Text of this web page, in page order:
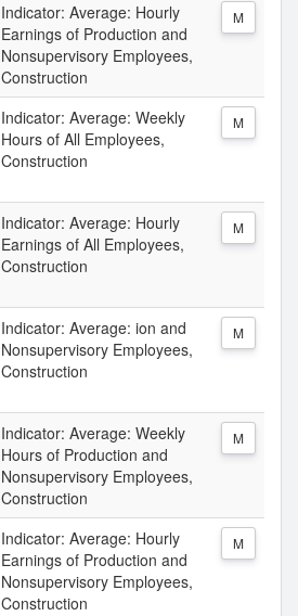
Indicator: Average: Hourly
Earnings of Production and
Nonsupervisory Employees,
Construction
M
Indicator: Average: Weekly
Hours of All Employees,
Construction
M
Indicator: Average: Hourly
Earnings of All Employees,
Construction
M
Indicator: Average: ion and
Nonsupervisory Employees,
Construction
M
Indicator: Average: Weekly
Hours of Production and
Nonsupervisory Employees,
Construction
M
Indicator: Average: Hourly
Earnings of Production and
Nonsupervisory Employees,
Construction
M